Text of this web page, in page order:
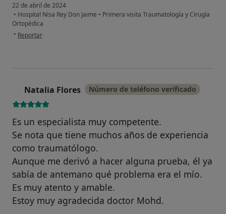
22 de abril de 2024
• Hospital Nisa Rey Don Jaime • Primera visita Traumatología y Cirugía
Ortopédica
• en opinión del usuario Neus
Reportar
Natalia Flores Número de teléfono verificado
Es un especialista muy competente.
Se nota que tiene muchos años de experiencia
como traumatólogo.
Aunque me derivó a hacer alguna prueba, él ya
sabía de antemano qué problema era el mío.
Es muy atento y amable.
Estoy muy agradecida doctor Mohd.